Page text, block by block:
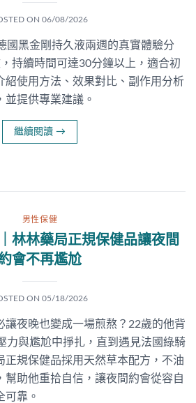
ON 06/08/2026
國黑金剛持久液兩週的真實體驗分
持續時間可達30分鐘以上，適合初
紹使用方法、效果對比、副作用分析
並提供專業建議。
繼續閱讀 →
男性保健
林林藥局正規保健品讓夜間
會不再尷尬
ON 05/18/2026
讓夜晚也變成一場煎熬？22歲的他背
力與尷尬中掙扎，直到遇見法國綠騎
正規保健品採用天然草本配方，不油
幫助他重拾自信，讓夜間約會從容自
可靠。